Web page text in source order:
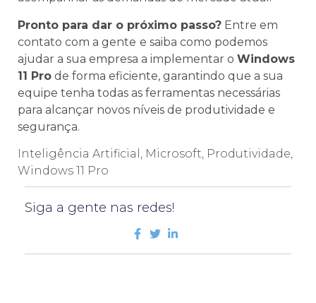
Pronto para dar o próximo passo? Entre em
contato com a gente e saiba como podemos
ajudar a sua empresa a implementar o Windows
11 Pro de forma eficiente, garantindo que a sua
equipe tenha todas as ferramentas necessárias
para alcançar novos níveis de produtividade e
segurança.
Inteligência Artificial , Microsoft, Produtividade,
Windows 11 Pro
Siga a gente nas redes!